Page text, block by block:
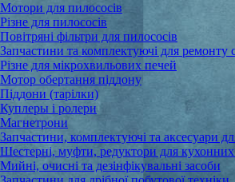
Мотори для пилососів
Різне для пилососів
Повітряні фільтри для пилососів
Запчастини та комплектуючі для ремонту
Різне для мікрохвильових печей
Мотор обертання піддону
Піддони (тарілки)
Куплеры і ролери
Магнетрони
Запчастини, комплектуючі та аксесуари
Шестерні, муфти, редуктори для
Мийні, очисні та дезінфікувальні засоби